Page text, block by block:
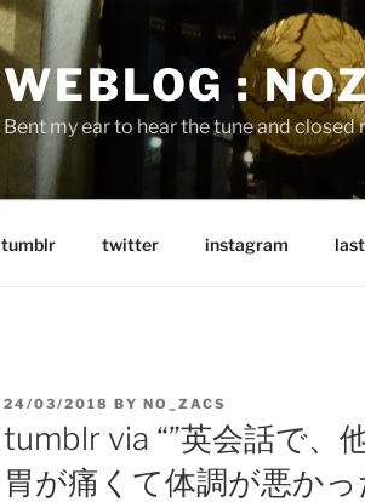
WEBLOG :
Bent my ear to hear the tune and closed
tumblr twitter instagram
POSTED
24/03/2018 BY NO_ZACS
tumblr via “”英会話で、
胃が痛くて体調が悪かっ